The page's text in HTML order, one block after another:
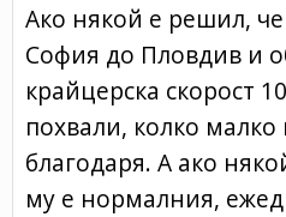
Ако някой е решил,
София до Пловдив и
крайцерска скорост
похвали, колко
благодаря. А ако
му е нормалния,